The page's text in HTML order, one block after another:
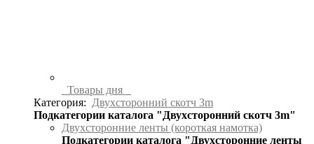
Товары дня
Категория:
Двухсторонний скотч 3m
Подкатегории каталога "Двухсторонний скотч 3m"
Двухсторонние ленты (короткая намотка)
Подкатегории каталога "Двухсторонние ленты